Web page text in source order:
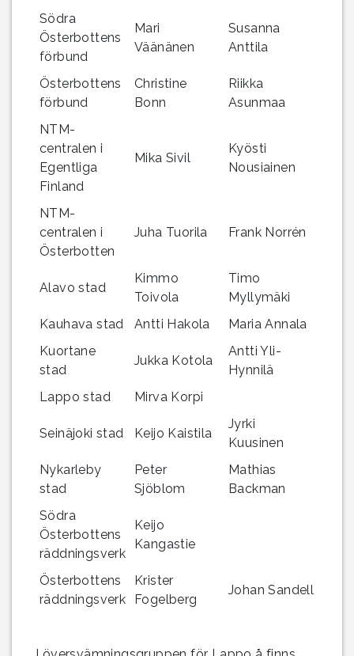
Södra
Österbottens
förbund
Mari
Väänänen
Susanna
Anttila
Österbottens
förbund
Christine
Bonn
Riikka
Asunmaa
NTM-
centralen i
Egentliga
Finland
Mika Sivil
Kyösti
Nousiainen
NTM-
centralen i
Österbotten
Juha Tuorila Frank Norrén
Alavo stad
Kimmo
Toivola
Timo
Myllymäki
Kauhava stad
Antti Hakola
Maria Annala
Kuortane
stad
Jukka Kotola
Antti Yli-
Hynnilä
Lappo stad
Mirva Korpi
Seinäjoki stad Keijo Kaistila
Jyrki
Kuusinen
Nykarleby
stad
Peter
Sjöblom
Mathias
Backman
Södra
Österbottens
räddningsverk
Keijo
Kangastie
Österbottens
räddningsverk
Krister
Fogelberg
Johan Sandell